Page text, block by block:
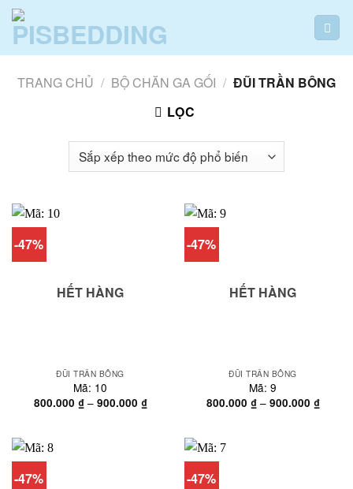
Skip
content
TRANG CHỦ / BỘ CHĂN GA GỐI / ĐŨI TRẦN BÔNG
LỌC
-47%
HẾT HÀNG
ĐŨI TRẦN BÔNG
Mã: 10
800.000 ₫ – 900.000 ₫Khoảng
giá:
900.000 ₫
-47%
HẾT HÀNG
ĐŨI TRẦN BÔNG
Mã: 9
800.000 ₫ – 900.000 ₫
giá:
-47% -47%